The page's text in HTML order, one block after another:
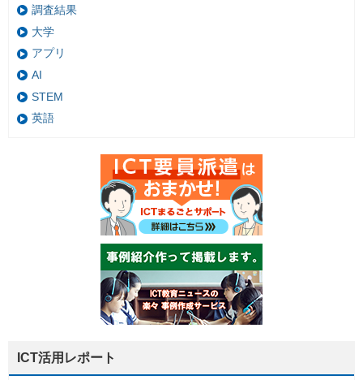
調査結果
大学
アプリ
AI
STEM
英語
ICT活用レポート